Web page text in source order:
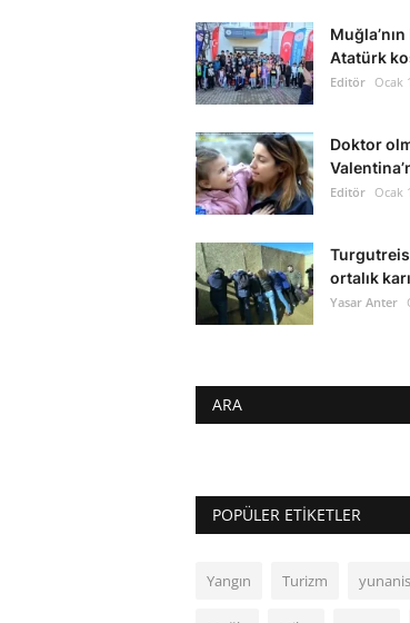
Atatürk
Editör Ocak
Doktor
Editör Ocak
ortalık
Yasar Anter
ARA
POPÜLER ETIKETLER
Yangın Turizm